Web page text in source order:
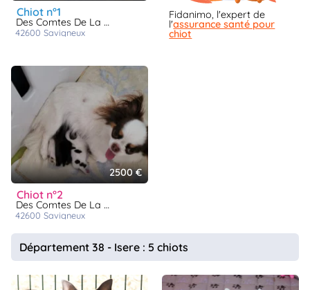
chiot n°1
Des Comtes De La Plaines Du Forez
42600 savigneux
Fidanimo, l'expert de
l'assurance santé pour
chiot
2500 €
chiot n°2
Des Comtes De La Plaines Du Forez
42600 savigneux
Département 38 - Isere : 5 chiots